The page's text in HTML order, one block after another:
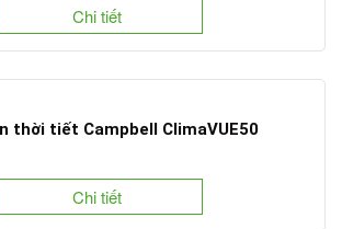
Chi tiết
thời tiết Campbell ClimaVUE50
Chi tiết